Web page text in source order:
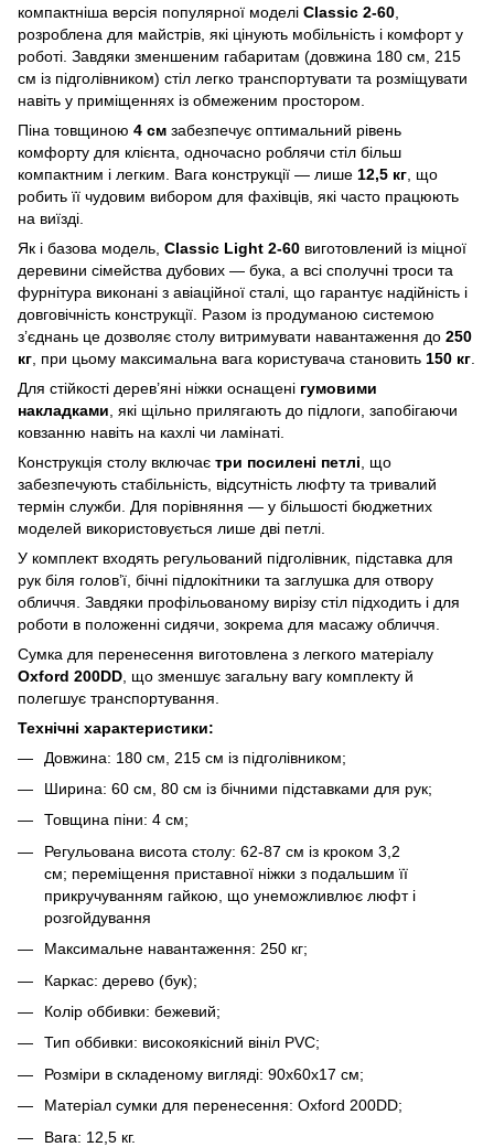
компактніша версія популярної моделі Classic 2-60
розроблена для майстрів, які цінують мобільність і комфорт у
роботі. Завдяки зменшеним габаритам (довжина 180 см, 215
см із підголівником) стіл легко транспортувати та розміщувати
навіть у приміщеннях із обмеженим простором.
Піна товщиною 4 см забезпечує оптимальний рівень
комфорту для клієнта, одночасно роблячи стіл більш
компактним і легким. Вага конструкції — лише 12,5 кг , що
робить її чудовим вибором для фахівців, які часто працюють
на виїзді.
Як і базова модель, Classic Light 2-60 виготовлений із міцної
деревини сімейства дубових — бука, а всі сполучні троси та
фурнітура виконані з авіаційної сталі, що гарантує надійність і
довговічність конструкції. Разом із продуманою системою
з’єднань це дозволяє столу витримувати навантаження до 250
кг , при цьому максимальна вага користувача становить 150 кг
Для стійкості дерев’яні ніжки оснащені гумовими
накладками , які щільно прилягають до підлоги, запобігаючи
ковзанню навіть на кахлі чи ламінаті.
Конструкція столу включає три посилені петлі , що
забезпечують стабільність, відсутність люфту та тривалий
термін служби. Для порівняння — у більшості бюджетних
моделей використовується лише дві петлі.
У комплект входять регульований підголівник, підставка для
рук біля голов’ї, бічні підлокітники та заглушка для отвору
обличчя. Завдяки профільованому вирізу стіл підходить і для
роботи в положенні сидячи, зокрема для масажу обличчя.
Сумка для перенесення виготовлена з легкого матеріалу
Oxford 200DD , що зменшує загальну вагу комплекту й
полегшує транспортування.
Технічні характеристики:
Довжина: 180 см, 215 см із підголівником;
Ширина: 60 см, 80 см із бічними підставками для рук;
Товщина піни: 4 см;
Регульована висота столу: 62-87 см із кроком 3,2
см; переміщення приставної ніжки з подальшим її
прикручуванням гайкою, що унеможливлює люфт і
розгойдування
Максимальне навантаження: 250 кг;
Каркас: дерево (бук);
Колір оббивки: бежевий;
Тип оббивки: високоякісний вініл PVC;
Розміри в складеному вигляді: 90x60x17 см;
Матеріал сумки для перенесення: Oxford 200DD;
Вага: 12,5 кг.